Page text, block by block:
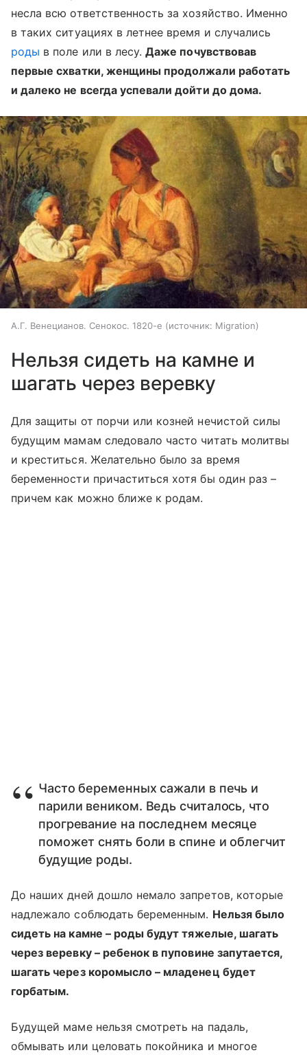
несла всю ответственность за хозяйство. Именно
в таких ситуациях в летнее время и случались
роды в поле или в лесу.Даже почувствовав
первые схватки, женщины продолжали работать
и далеко не всегда успевали дойти до дома.
А.Г. Венецианов. Сенокос. 1820-е источник: Migration
Нельзя сидеть на камне и
шагать через веревку
Для защиты от порчи или козней нечистой силы
будущим мамам следовало часто читать молитвы
и креститься. Желательно было за время
беременности причаститься хотя бы один раз –
причем как можно ближе к родам.
Часто беременных сажали в печь и
парили веником. Ведь считалось, что
прогревание на последнем месяце
поможет снять боли в спине и облегчит
будущие роды.
До наших дней дошло немало запретов, которые
надлежало соблюдать беременным. Нельзя было
сидеть на камне –роды будут тяжелые, шагать
через веревку –ребенок в пуповине запутается,
шагать через коромысло – младенец будет
горбатым.
Будущей маме нельзя смотреть на падаль,
обмывать или целовать покойника и многое